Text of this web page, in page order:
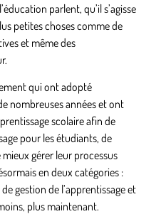
parlent, qu’il s’agisse
petites choses comme de
et même des
qui ont adopté
nombreuses années et ont
scolaire afin de
pour les étudiants, de
gérer leur processus
en deux catégories :
gestion de l’apprentissage et
plus maintenant.